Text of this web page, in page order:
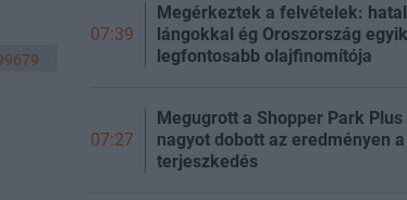
07:39
Megérkeztek a felvételek:
lángokkal ég Oroszország egyik
legfontosabb olajfinomítója
07:27
Megugrott a Shopper Park
nagyot dobott az eredményen
terjeszkedés